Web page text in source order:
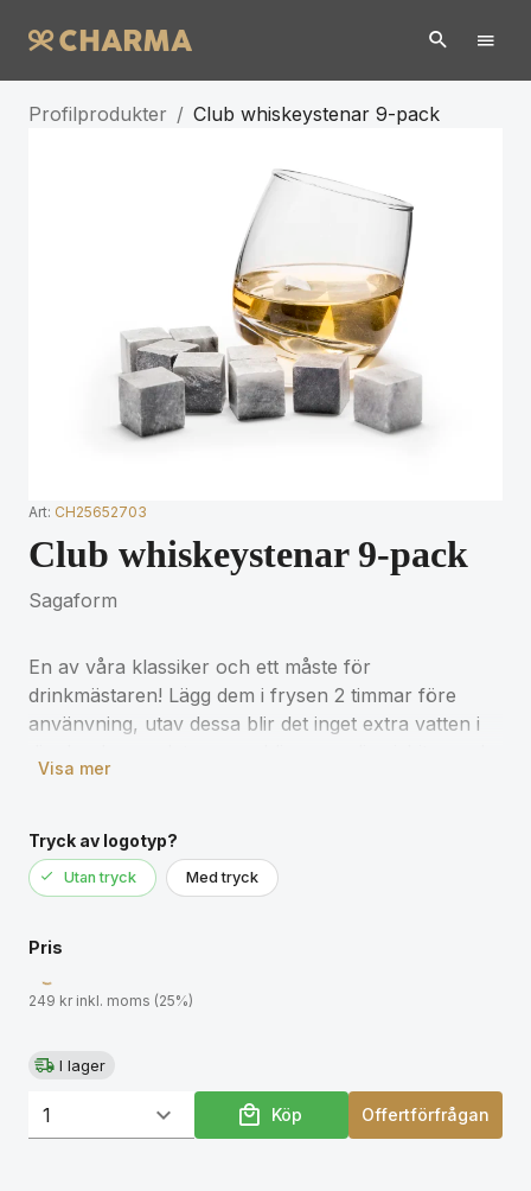
Profilprodukter / Club whiskeystenar 9-pack
Art: CH25652703
Club whiskeystenar 9-pack
Sagaform
En av våra klassiker och ett måste för
drinkmästaren! Lägg dem i frysen 2 timmar före
använvning, utav dessa blir det inget extra vatten i
din dryck behåller sin smak. En populär present
Mått: 20 x 20 x 20 mm
Visa mer
Tryck av logotyp?
Utan tryck Med tryck
Pris
249 kr inkl. moms (25%)
I lager
Köp Offertförfrågan